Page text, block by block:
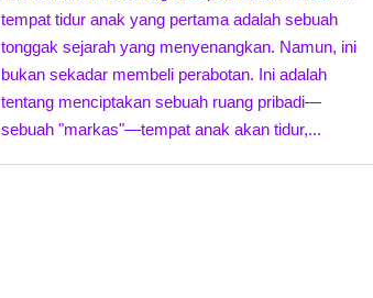
tempat tidur anak yang pertama adalah sebuah
tonggak sejarah yang menyenangkan. Namun, ini
bukan sekadar membeli perabotan. Ini adalah
tentang menciptakan sebuah ruang pribadi—
sebuah "markas"—tempat anak akan tidur,...